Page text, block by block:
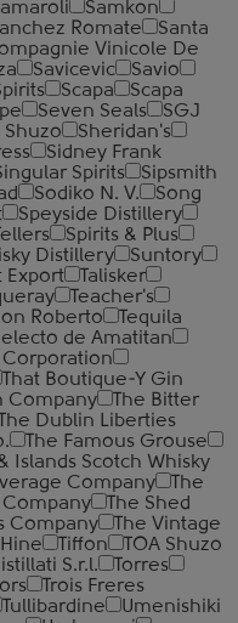
Samkon
Romate
Santa
Vinicole De
Savicevic
Savio
Scapa
Scapa
Seven Seals
SGJ
Shuzo
Sheridan's
Sidney Frank
Spirits
Sipsmith
Sodiko N. V.
Song
Speyside Distillery
Spirits & Plus
Distillery
Suntory
Export
Talisker
Teacher's
Roberto
Tequila
de Amatitan
Corporation
That Boutique-Y Gin
Company
The Bitter
The Dublin Liberties
The Famous Grouse
Islands Scotch Whisky
Company
The
Company
The Shed
Company
The Vintage
Hine Tiffon
TOA Shuzo
S.r.l.
Torres
Trois Freres
Tullibardine
Umenishiki